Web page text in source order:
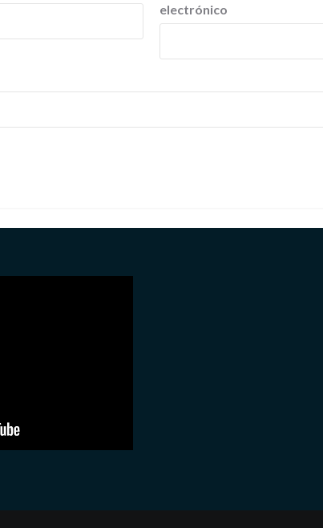
electrónico